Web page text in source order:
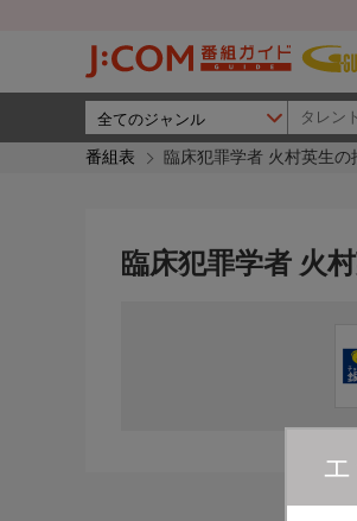
番組表 臨床犯罪学者 火村英生の
臨床犯罪学者 火